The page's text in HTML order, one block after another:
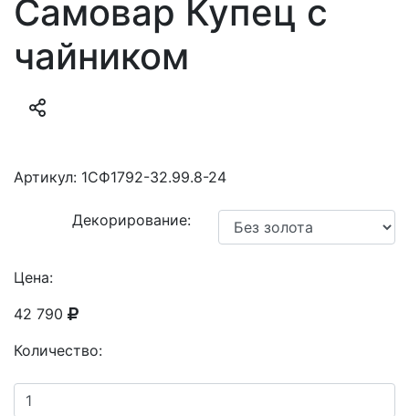
Самовар Купец с
чайником
Артикул: 1СФ1792-32.99.8-24
Декорирование:
Цена:
42 790
Количество: